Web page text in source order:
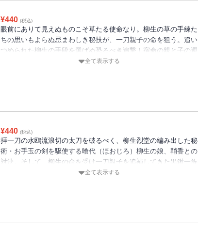
¥440 (税込)
眼前にありて見えぬものこそ草たる使命なり。柳生の草の手練た
ちの思いもよらぬ忌まわしき秘技が、一刀親子の命を狙う。追い
つめられた柳生の手段を選ばぬ恐るべき追撃！宿命の親と子の運
全て表示する
¥440 (税込)
拝一刀の水鴎流浪切の太刀を破るべく、柳生烈堂の編み出した秘
術・お手玉の剣を駆使する喰代（ほおじろ）柳生の娘、鞘香との
対決。そして、柳生の命を受け一刀親子を追補してきた黒鍬一族
の最後の一人が、いまわの際に漏らした柳生封廻状の秘密と
全て表示する